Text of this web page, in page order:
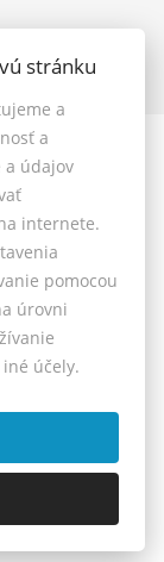
stránku
a
a
a údajov
internete.
pomocou
úrovni
účely.